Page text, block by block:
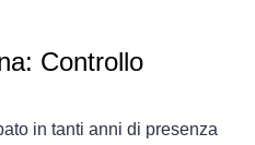
Controllo
in tanti anni di presenza